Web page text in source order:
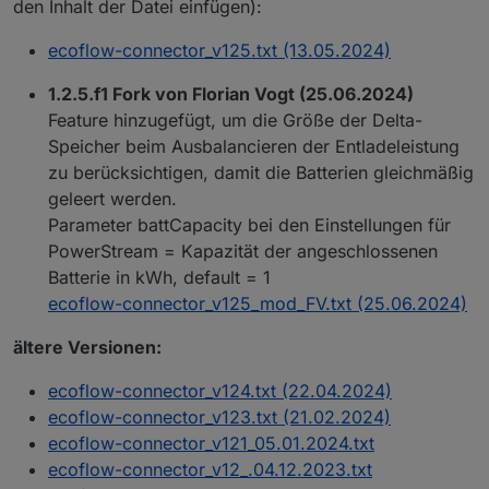
if (!batSocID || !tibberID) {
    $("tibberlink.*
.Homes.
createState(ConfigData.statesPrefix +
log("TibberID gefunden und gespeichert:" +
    })
$(ConfigData.statesPrefix +
        if (getState(id).val > 0) {
            batSocID = id
createState(ConfigData.statesPrefix +
log("batSocID gefunden und gespeichert:"
        }
    })
log("Fehler bei der Ermittlung der IDs.
        idOK = true
    }
} else {
    idOK = true
den Inhalt der Datei einfügen):
ecoflow-connector_v125.txt (13.05.2024)
1.2.5.f1 Fork von Florian Vogt (25.06.2024)
Feature hinzugefügt, um die Größe der Delta-
Speicher beim Ausbalancieren der Entladeleistung
zu berücksichtigen, damit die Batterien gleichmäßig
geleert werden.
Parameter battCapacity bei den Einstellungen für
PowerStream = Kapazität der angeschlossenen
Batterie in kWh, default = 1
ecoflow-connector_v125_mod_FV.txt (25.06.2024)
ältere Versionen:
ecoflow-connector_v124.txt (22.04.2024)
ecoflow-connector_v123.txt (21.02.2024)
ecoflow-connector_v121_05.01.2024.txt
ecoflow-connector_v12_.04.12.2023.txt